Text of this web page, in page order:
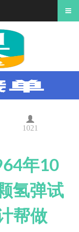
1021
年10
氢弹试
帮做